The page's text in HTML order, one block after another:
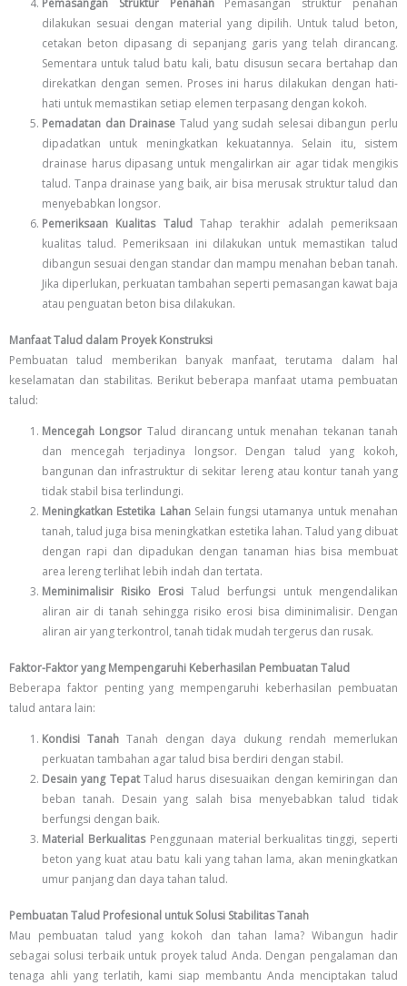
dilakukan sesuai dengan material yang dipilih. Untuk talud beton,
cetakan beton dipasang di sepanjang garis yang telah dirancang.
Sementara untuk talud batu kali, batu disusun secara bertahap dan
direkatkan dengan semen. Proses ini harus dilakukan dengan hati-
hati untuk memastikan setiap elemen terpasang dengan kokoh.
Pemadatan dan Drainase Talud yang sudah selesai dibangun perlu
dipadatkan untuk meningkatkan kekuatannya. Selain itu, sistem
drainase harus dipasang untuk mengalirkan air agar tidak mengikis
talud. Tanpa drainase yang baik, air bisa merusak struktur talud dan
menyebabkan longsor.
Pemeriksaan Kualitas Talud Tahap terakhir adalah pemeriksaan
kualitas talud. Pemeriksaan ini dilakukan untuk memastikan talud
dibangun sesuai dengan standar dan mampu menahan beban tanah.
Jika diperlukan, perkuatan tambahan seperti pemasangan kawat baja
atau penguatan beton bisa dilakukan.
Manfaat Talud dalam Proyek Konstruksi
Pembuatan talud memberikan banyak manfaat, terutama dalam hal
keselamatan dan stabilitas. Berikut beberapa manfaat utama pembuatan
talud:
Mencegah Longsor Talud dirancang untuk menahan tekanan tanah
dan mencegah terjadinya longsor. Dengan talud yang kokoh,
bangunan dan infrastruktur di sekitar lereng atau kontur tanah yang
tidak stabil bisa terlindungi.
Meningkatkan Estetika Lahan Selain fungsi utamanya untuk menahan
tanah, talud juga bisa meningkatkan estetika lahan. Talud yang dibuat
dengan rapi dan dipadukan dengan tanaman hias bisa membuat
area lereng terlihat lebih indah dan tertata.
Meminimalisir Risiko Erosi Talud berfungsi untuk mengendalikan
aliran air di tanah sehingga risiko erosi bisa diminimalisir. Dengan
aliran air yang terkontrol, tanah tidak mudah tergerus dan rusak.
Faktor-Faktor yang Mempengaruhi Keberhasilan Pembuatan Talud
Beberapa faktor penting yang mempengaruhi keberhasilan pembuatan
talud antara lain:
Kondisi Tanah Tanah dengan daya dukung rendah memerlukan
perkuatan tambahan agar talud bisa berdiri dengan stabil.
Desain yang Tepat Talud harus disesuaikan dengan kemiringan dan
beban tanah. Desain yang salah bisa menyebabkan talud tidak
berfungsi dengan baik.
Material Berkualitas Penggunaan material berkualitas tinggi, seperti
beton yang kuat atau batu kali yang tahan lama, akan meningkatkan
umur panjang dan daya tahan talud.
Pembuatan Talud Profesional untuk Solusi Stabilitas Tanah
Mau pembuatan talud yang kokoh dan tahan lama? Wibangun hadir
sebagai solusi terbaik untuk proyek talud Anda. Dengan pengalaman dan
tenaga ahli yang terlatih, kami siap membantu Anda menciptakan talud